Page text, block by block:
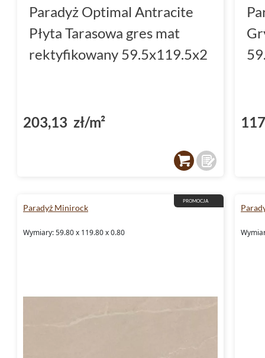
Paradyż Optimal Antracite
Płyta Tarasowa gres mat
rektyfikowany 59.5x119.5x2
203,13 zł/m²
PROMOCJA
Paradyż Minirock
Wymiary: 59.80 x 119.80 x 0.80